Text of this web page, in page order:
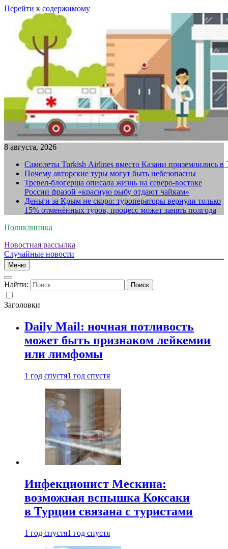
Перейти к содержимому
8 августа, 2026
Самолеты Turkish Airlines вместо Казани приземлились в
Почему авторские туры могут быть небезопасны
Тревел-блогерша описала жизнь на северо-востоке
России фразой «красную рыбу отдают чайкам»
Деньги за Крым не скоро: туроператоры вернули только
15% отменённых туров, процесс может занять полгода
Поликлиника
Новостная рассылка
Случайные новости
Меню
Найти:
Заголовки
Daily Mail: ночная потливость
может быть признаком лейкемии
или лимфомы
1 год спустя1 год спустя
Инфекционист Мескина:
возможная вспышка Коксаки
в Турции связана с туристами
1 год спустя1 год спустя